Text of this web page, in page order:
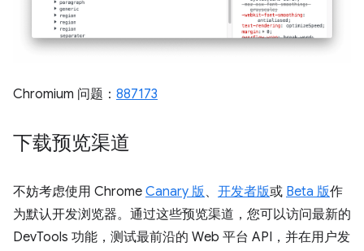
Chromium 问题： 887173
下载预览渠道
不妨考虑使用 Chrome Canary 版、 开发者版或 Beta 版作
为默认开发浏览器。通过这些预览渠道，您可以访问最新的
DevTools 功能，测试最前沿的 Web 平台 API，并在用户发